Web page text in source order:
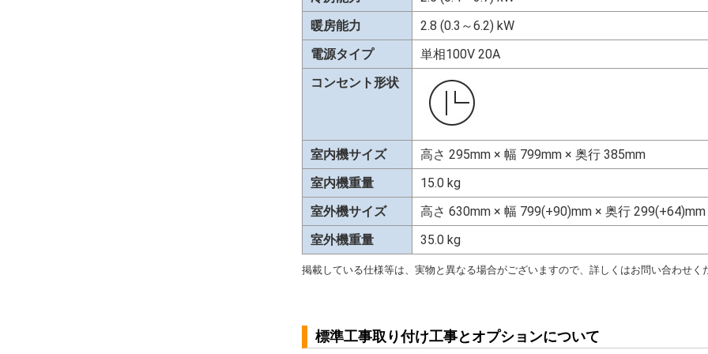
暖房能力
2.8 (0.3～6.2) kW
電源タイプ
単相100V 20A
コンセント形状
室内機サイズ
高さ 295mm × 幅 799mm × 奥行 385mm
室内機重量
15.0 kg
室外機サイズ
高さ 630mm × 幅 799(+90)mm × 奥行 299(+64)mm
室外機重量
35.0 kg
掲載している仕様等は、実物と異なる場合がございますので、詳しくはお問い合わせく
標準工事取り付け工事とオプションについて